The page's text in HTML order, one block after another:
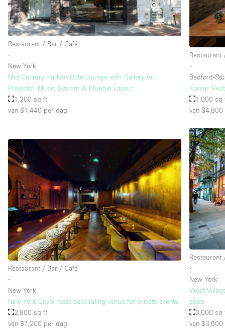
Restaurant / Bar / Café
∙
New York
Mid-Century Harlem Café Lounge with Gallery Art,
Projector, Music System & Flexible Layout
1,200 sq ft
van $1,440 per dag
Restaurant
∙
Bedford-
Korean
1,000 sq
van $4,800
Restaurant / Bar / Café
∙
New York
New York City’s most captivating venue for private events
2,800 sq ft
van $7,200 per dag
Restaurant
∙
New York
West
shop
3,000 sq
van $3,600